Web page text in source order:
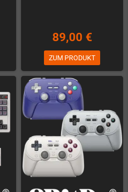
89,00 €
ZUM PRODUKT